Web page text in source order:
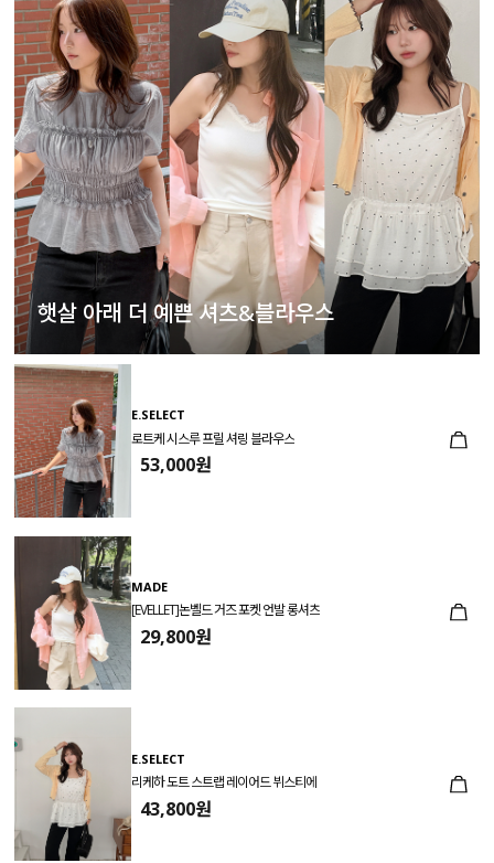
햇살 아래 더 예쁜 셔츠&블라우스
E.SELECT
로트케 시스루 프릴 셔링 블라우스
53,000원
MADE
[EVELLET]논벨드 거즈 포켓 언발 롱셔츠
29,800원
E.SELECT
리케하 도트 스트랩 레이어드 뷔스티에
43,800원